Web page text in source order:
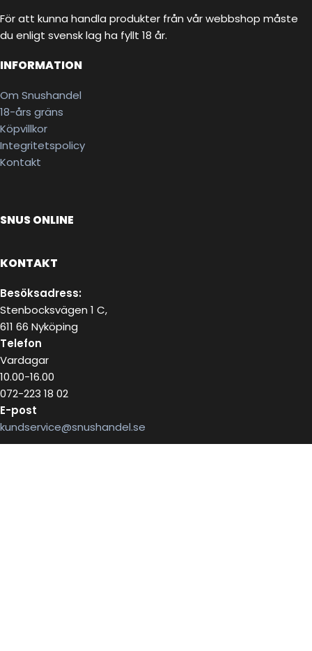
För att kunna handla produkter från vår webbshop måste
du enligt svensk lag ha fyllt 18 år.
INFORMATION
Om Snushandel
18-års gräns
Köpvillkor
Integritetspolicy
Kontakt
SNUS ONLINE
KONTAKT
Besöksadress:
Stenbocksvägen 1 C,
611 66 Nyköping
Telefon
Vardagar
10.00-16.00
072-223 18 02
E-post
kundservice@snushandel.se